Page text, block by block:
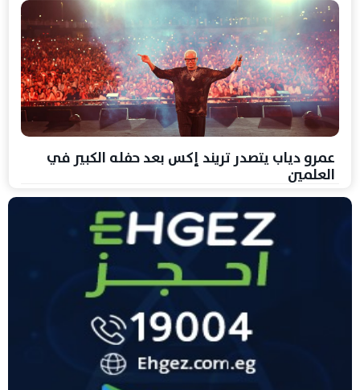
عمرو دياب يتصدر تريند إكس بعد حفله الكبير في
العلمين